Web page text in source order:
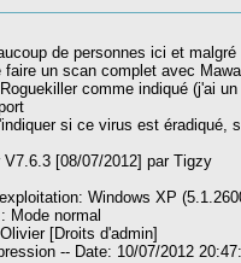
de personnes ici et
faire un scan complet avec
comme indiqué (j'ai
si ce virus est éradiqué,
V7.6.3 [08/07/2012] par Tigzy
Windows XP
Mode normal
[Droits d'admin]
-- Date: 10/07/2012